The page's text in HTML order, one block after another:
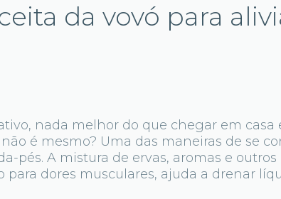
da vovó para
nada melhor do que chegar em casa
é mesmo? Uma das maneiras de se
pés. A mistura de ervas, aromas e
para dores musculares, ajuda a drenar